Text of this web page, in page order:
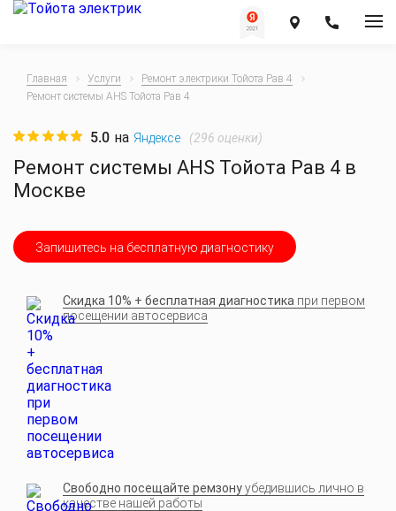
Главная Услуги
Ремонт электрики Тойота Рав 4
Ремонт системы AHS Тойота Рав 4
Ремонт системы AHS Тойота Рав 4 в
Москве
5.0 на Яндексе (296 оценки)
Запишитесь на бесплатную диагностику
Скидка 10% + бесплатная диагностика при первом
посещении автосервиса
Свободно посещайте ремзонуубедившись лично в
качестве нашей работы